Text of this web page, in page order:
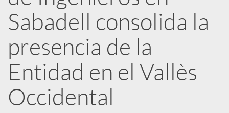
d
e
s
Sabadell consolida la
presencia de la
Entidad en el Vallès
Occidental